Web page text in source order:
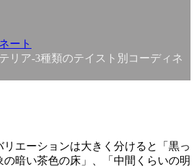
ート
リア-3種類のテイスト別コーディネ
エーションは大きく分けると「黒っ
暗い茶色の床」、「中間くらいの明